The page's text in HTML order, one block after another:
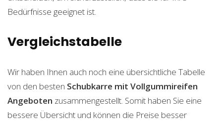
Bedürfnisse geeignet ist.
Vergleichstabelle
Wir haben Ihnen auch noch eine übersichtliche Tabelle
von den besten Schubkarre mit Vollgummireifen
Angeboten zusammengestellt. Somit haben Sie eine
bessere Übersicht und können die Preise besser